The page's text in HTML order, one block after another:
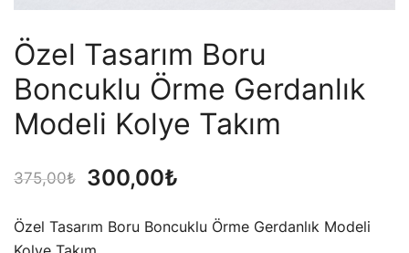
Özel Tasarım Boru
Boncuklu Örme Gerdanlık
Modeli Kolye Takım
375,00₺
Orijinal
300,00₺
andaki
Özel Tasarım Boru Boncuklu Örme Gerdanlık Modeli